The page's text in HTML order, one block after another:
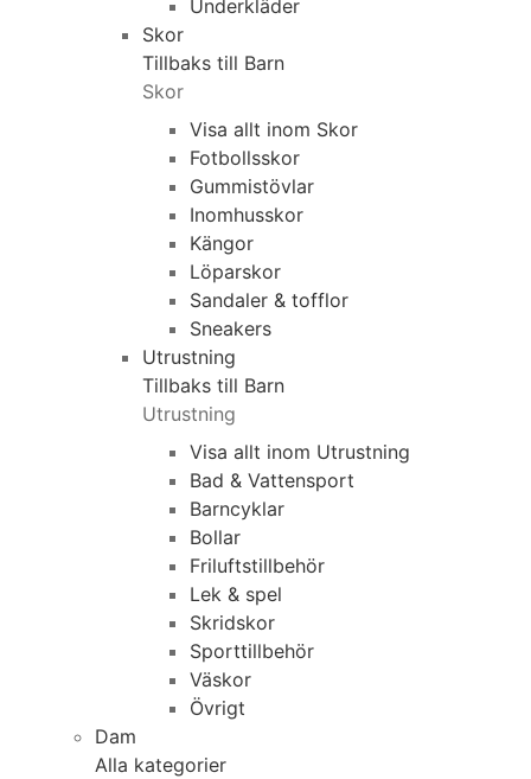
Underkläder
Skor
Tillbaks till Barn
Skor
Visa allt inom Skor
Fotbollsskor
Gummistövlar
Inomhusskor
Kängor
Löparskor
Sandaler & tofflor
Sneakers
Utrustning
Tillbaks till Barn
Utrustning
Visa allt inom Utrustning
Bad & Vattensport
Barncyklar
Bollar
Friluftstillbehör
Lek & spel
Skridskor
Sporttillbehör
Väskor
Övrigt
Dam
Alla kategorier